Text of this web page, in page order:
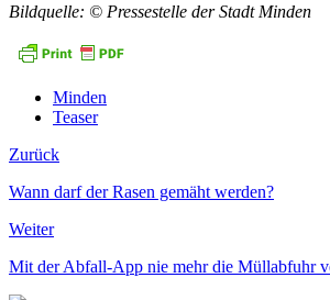
Bildquelle: © Pressestelle der Stadt Minden
Minden
Teaser
Zurück
Wann darf der Rasen gemäht werden?
Weiter
Mit der Abfall-App nie mehr die Müllabfuhr